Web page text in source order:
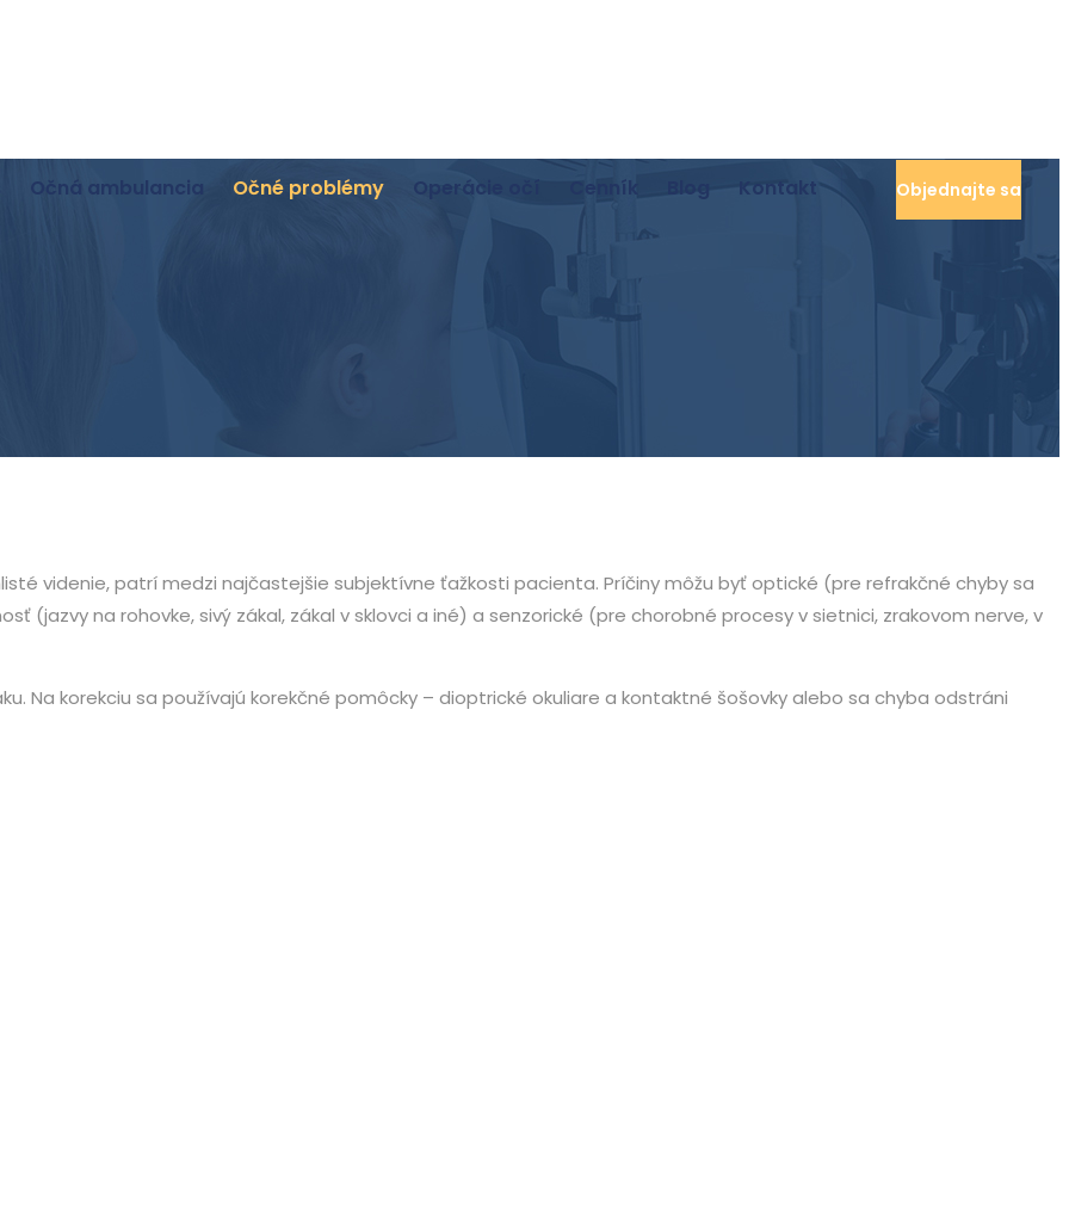
Objednajte sa
Očná ambulancia Očné problémy Operácie očí Cenník Blog Kontakt
videnie, patrí medzi najčastejšie subjektívne ťažkosti pacienta. Príčiny môžu byť optické (pre refrakčné chyby sa
na rohovke, sivý zákal, zákal v sklovci a iné) a senzorické (pre chorobné procesy v sietnici, zrakovom nerve, v
Na korekciu sa používajú korekčné pomôcky – dioptrické okuliare a kontaktné šošovky alebo sa chyba odstráni